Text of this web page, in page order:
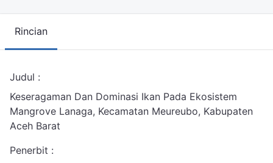
Rincian
Judul :
Keseragaman Dan Dominasi Ikan Pada Ekosistem
Mangrove Lanaga, Kecamatan Meureubo, Kabupaten
Aceh Barat
Penerbit :